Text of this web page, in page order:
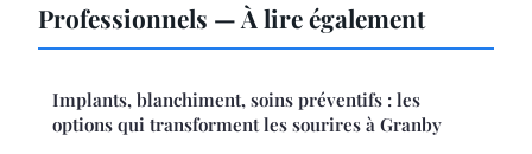
Professionnels — À lire également
Implants, blanchiment, soins préventifs : les
options qui transforment les sourires à Granby